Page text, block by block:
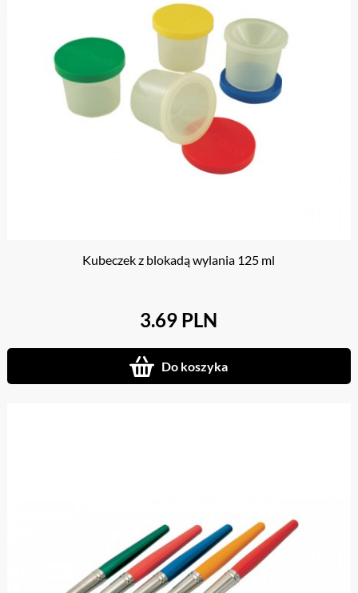
Kubeczek z blokadą wylania 125 ml
3.69 PLN
Do koszyka